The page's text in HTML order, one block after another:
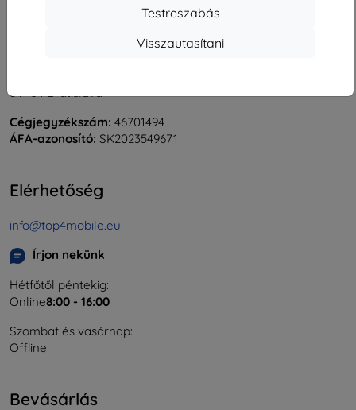
Testreszabás
Visszautasítani
841 04 Bratislava
Cégjegyzékszám: 46701494
ÁFA-azonosító: SK2023549671
Elérhetőség
info@top4mobile.eu
Írjon nekünk
Hétfőtől péntekig:
Online8:00 - 16:00
Szombat és vasárnap:
Offline
Bevásárlás